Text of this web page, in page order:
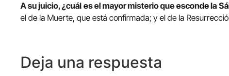
A su juicio, ¿cuál es el mayor misterio que esconde la
el de la Muerte, que está confirmada; y el de la
Deja una respuesta